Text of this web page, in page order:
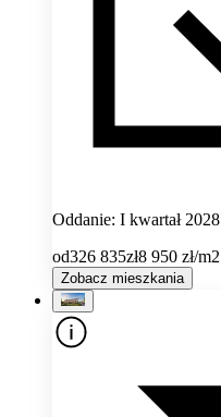
Oddanie: I kwartał 2028
od326 835zł8 950 zł/m2
Zobacz mieszkania